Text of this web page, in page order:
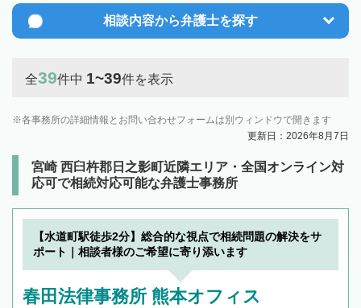
相談内容から弁護士を探す
全39件中 1~39件を表示
各事務所の詳細情報とお問い合わせフォームは別ウィンドウで開きます
更新日：2026年8月7日
宮崎 西臼杵郡日之影町近隣エリア・全国オンライン対
応可で相続対応可能な弁護士事務所
【水道町駅徒歩2分】総合的な視点で相続問題の解決をサ
ポート｜相談者様のご希望に寄り添います
春田法律事務所 熊本オフィス